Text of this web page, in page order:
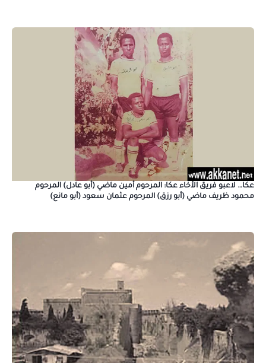
عكا… لاعبو فريق الأخاء عكا: المرحوم أمين ماضي (أبو عادل) المرحوم
محمود ظريف ماضي (أبو رزق) المرحوم عثمان سعود (أبو مانع)